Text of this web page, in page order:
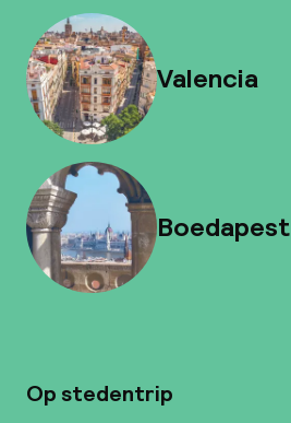
Valencia
Boedapest
Op stedentrip